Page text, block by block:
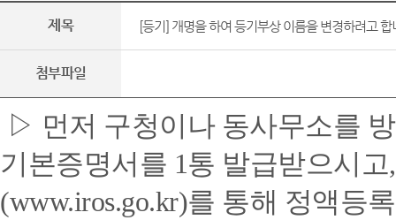
제목 [등기] 개명을 하여 등기부상 이름을 변경하려고
첨부파일
▷ 먼저 구청이나 동사무소를
기본증명서를 1통 발급받으시
(www.iros.go.kr)를 통해 정액등